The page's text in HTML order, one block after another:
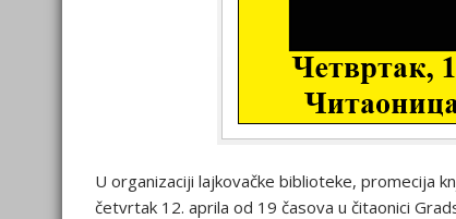
U organizaciji lajkovačke biblioteke, promecija
četvrtak 12. aprila od 19 časova u čitaonici